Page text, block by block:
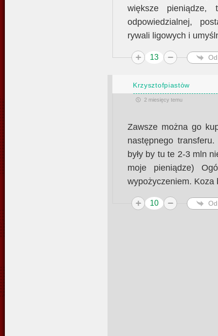
większe
odpowiedzialnej,
rywali ligowych i
13
Krzysztofpiastòw
2 miesięcy temu
Zawsze można go
następnego
były by tu te 2-3 mln
moje pieniądze)
wypożyczeniem. Koza
10